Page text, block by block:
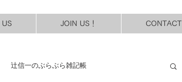
US JOIN US！ CONTACT
辻信一のぶらぶら雑記帳